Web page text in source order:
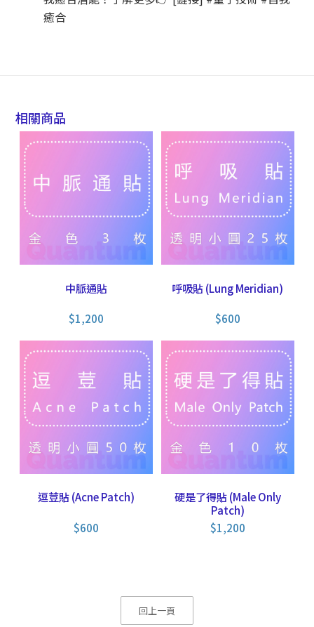
癒合
相關商品
中脈通貼
$1,200
呼吸貼 (Lung Meridian)
$600
逗荳貼 (Acne Patch)
$600
硬是了得貼 (Male Only
Patch)
$1,200
回上一頁